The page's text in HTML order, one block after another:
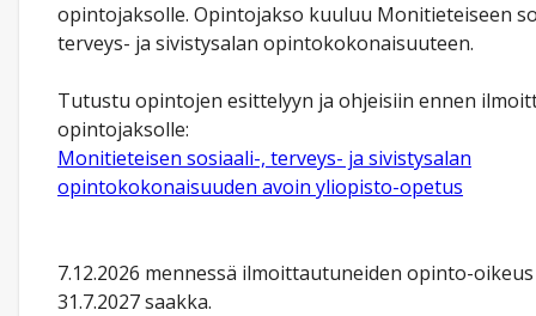
opintojaksolle. Opintojakso kuuluu Monitieteiseen
terveys- ja sivistysalan opintokokonaisuuteen.
Tutustu opintojen esittelyyn ja ohjeisiin ennen
opintojaksolle:
Monitieteisen sosiaali-, terveys- ja sivistysalan
opintokokonaisuuden avoin yliopisto-opetus
7.12.2026 mennessä ilmoittautuneiden opinto-
31.7.2027 saakka.